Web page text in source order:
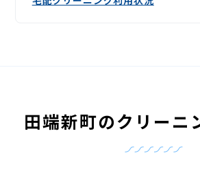
田端新町のクリーニ